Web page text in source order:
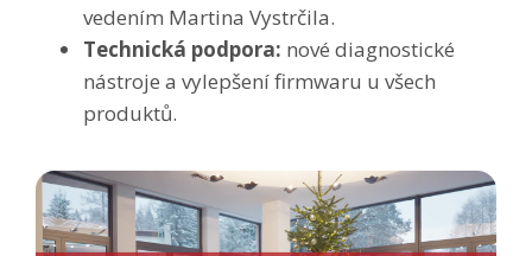
vedením Martina Vystrčila.
Technická podpora: nové diagnostické
nástroje a vylepšení firmwaru u všech
produktů.